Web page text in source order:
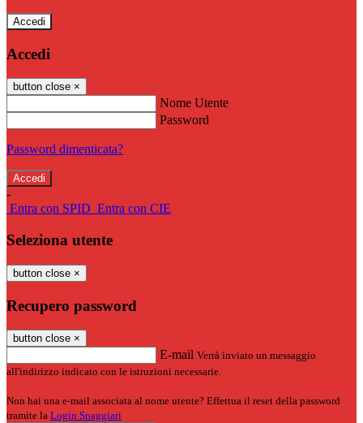
Accedi
Accedi
button close ×
Nome Utente
Password
Password dimenticata?
-
Entra con SPID Entra con CIE
Seleziona utente
button close ×
Recupero password
button close ×
E-mail Verrà inviato un messaggio
all'indirizzo indicato con le istruzioni necessarie.
Non hai una e-mail associata al nome utente? Effettua il reset della password
tramite la Login Spaggiari